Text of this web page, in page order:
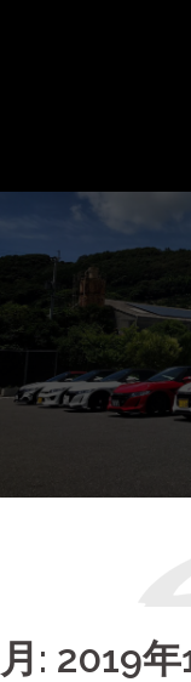
プ
月: 2019年